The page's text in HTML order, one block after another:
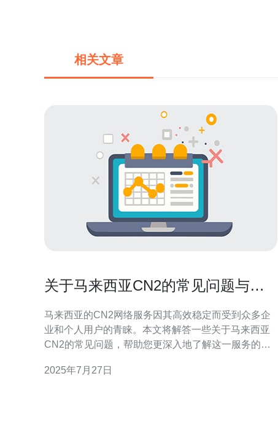
相关文章
关于马来西亚CN2的常见问题与解
马来西亚的CN2网络服务因其高效稳定而受到众多企
业和个人用户的青睐。本文将解答一些关于马来西亚
CN2的常见问题，帮助您更深入地了解这一服务的优
的CN2？ 马来西亚的CN2（China Next Generation
2025年7月27日